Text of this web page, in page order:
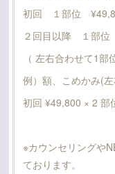
初回 １部位
２回目以降 １部
（ 左右合わせて1部
例）額、こめかみ(
初回 ¥49,800 × 2 部
※カウンセリングや
ております。